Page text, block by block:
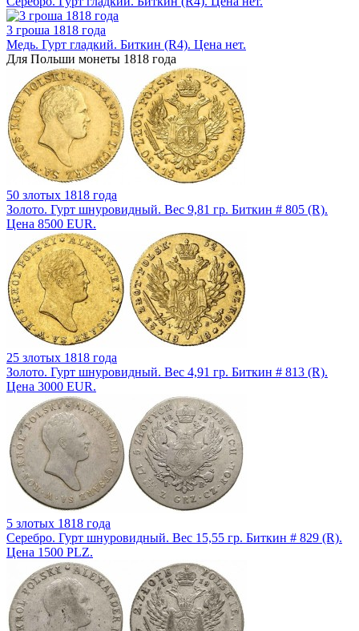
3 гроша 1818 года
Медь. Гурт гладкий. Биткин (R4). Цена нет.
Для Польши монеты 1818 года
50 злотых 1818 года
Золото. Гурт шнуровидный. Вес 9,81 гр. Биткин # 805 (R).
Цена 8500 EUR.
25 злотых 1818 года
Золото. Гурт шнуровидный. Вес 4,91 гр. Биткин # 813 (R).
Цена 3000 EUR.
5 злотых 1818 года
Серебро. Гурт шнуровидный. Вес 15,55 гр. Биткин # 829 (R).
Цена 1500 PLZ.